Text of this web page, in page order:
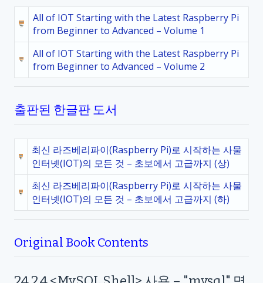
All of IOT Starting with the Latest Raspberry Pi
from Beginner to Advanced – Volume 1
All of IOT Starting with the Latest Raspberry Pi
from Beginner to Advanced – Volume 2
출판된 한글판 도서
최신 라즈베리파이(Raspberry Pi)로 시작하는 사물
인터넷(IOT)의 모든 것 – 초보에서 고급까지 (상)
최신 라즈베리파이(Raspberry Pi)로 시작하는 사물
인터넷(IOT)의 모든 것 – 초보에서 고급까지 (하)
Original Book Contents